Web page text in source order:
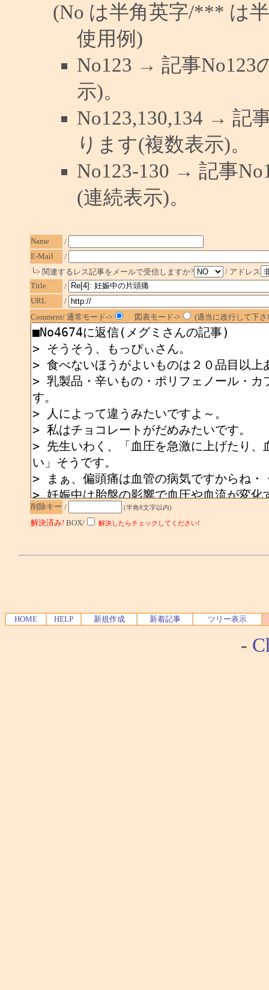
(No は半角英字/*** は
使用例)
No123 → 記事No123
示)。
No123,130,134 → 記
ります(複数表示)。
No123-130 → 記事
(連続表示)。
Name
/
E-Mail
/
└> 関連するレス記事をメールで受信しますか?
/ アドレス
Title
/
URL
/
Comment/ 通常モード->
図表モード-> (適当に改行して下
削除キー / (半角8文字以内)
解決済み! BOX/ 解決したらチェックしてください!
HOME HELP 新規作成 新着記事 ツリー表示
-